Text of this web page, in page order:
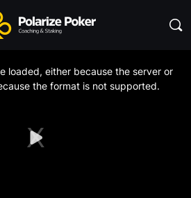
Play
loaded, either because the server or
the format is not supported.